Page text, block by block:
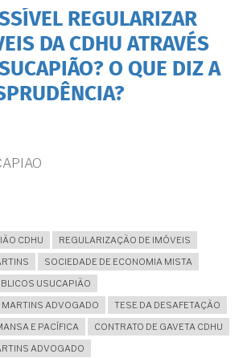
EM
IMÓVEL
LOCALIZADO
EM
LOTEAMENTO
CLANDESTINO?
REGULARIZAR
DA CDHU ATRAVÉS
O QUE DIZ A
CDHU
REGULARIZAÇÃO DE IMÓVEIS
SOCIEDADE DE ECONOMIA MISTA
USUCAPIÃO
MARTINS ADVOGADO
TESE DA DESAFETAÇÃO
E PACÍFICA
CONTRATO DE GAVETA CDHU
ADVOGADO